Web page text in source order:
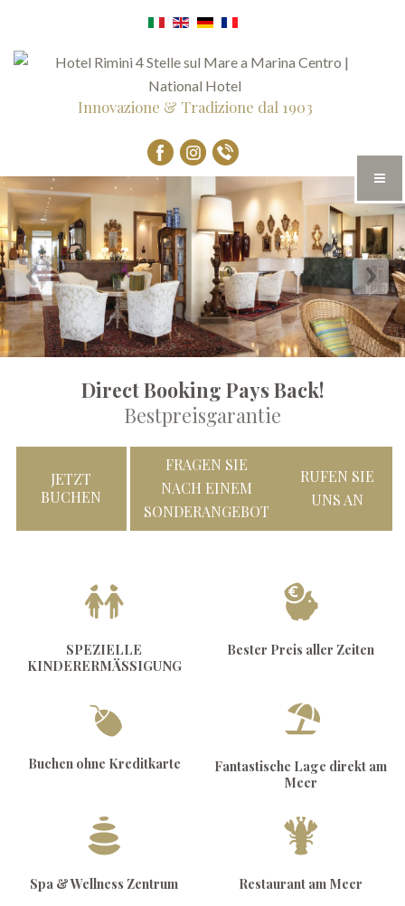
Innovazione & Tradizione dal 1903
Direct Booking Pays Back!
Bestpreisgarantie
JETZT
BUCHEN
FRAGEN SIE
NACH EINEM
SONDERANGEBOT
RUFEN SIE
UNS AN
SPEZIELLE
KINDERERMÄSSIGUNG
Bester Preis aller Zeiten
Buchen ohne Kreditkarte
Fantastische Lage direkt am
Meer
Spa & Wellness Zentrum Restaurant am Meer